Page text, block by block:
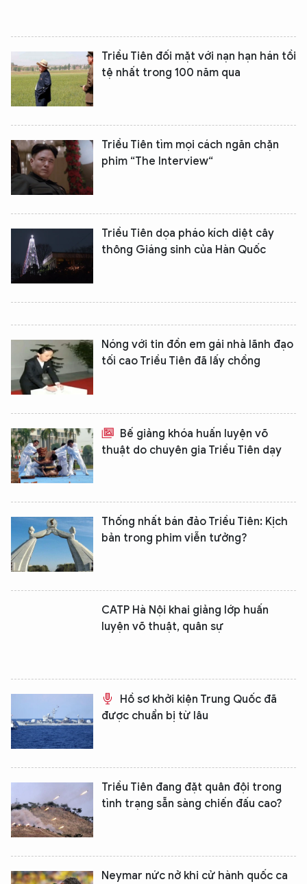
Triều Tiên đối mặt với nạn hạn hán tồi
tệ nhất trong 100 năm qua
Triều Tiên tìm mọi cách ngăn chặn
phim “The Interview“
Triều Tiên dọa pháo kích diệt cây
thông Giáng sinh của Hàn Quốc
Nóng với tin đồn em gái nhà lãnh đạo
tối cao Triều Tiên đã lấy chồng
Bế giảng khóa huấn luyện võ
thuật do chuyên gia Triều Tiên dạy
Thống nhất bán đảo Triều Tiên: Kịch
bản trong phim viễn tưởng?
CATP Hà Nội khai giảng lớp huấn
luyện võ thuật, quân sự
Hồ sơ khởi kiện Trung Quốc đã
được chuẩn bị từ lâu
Triều Tiên đang đặt quân đội trong
tình trạng sẵn sàng chiến đấu cao?
Neymar nức nở khi cử hành quốc ca